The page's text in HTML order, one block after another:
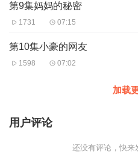
第9集妈妈的秘密
1731 07:15
第10集小豪的网友
1598 07:02
加载
用户评论
还没有评论，快来